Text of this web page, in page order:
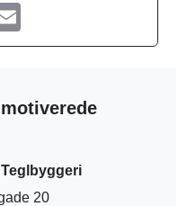
Teglbyggeri
20